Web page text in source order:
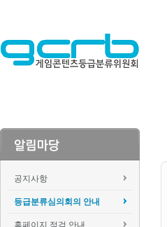
공지사항
등급분류심의회의 안내
홈페이지 점검 안내